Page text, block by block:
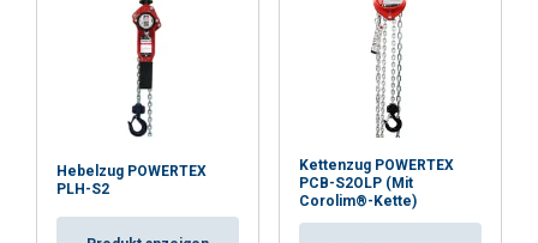
Hebelzug POWERTEX
PLH-S2
Kettenzug POWERTEX
PCB-S2OLP (Mit
Corolim®-Kette)